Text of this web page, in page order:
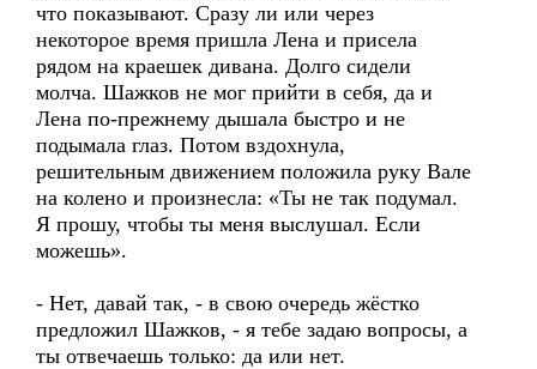
что показывают. Сразу ли или через
некоторое время пришла Лена и присела
рядом на краешек дивана. Долго сидели
молча. Шажков не мог прийти в себя, да и
Лена по-прежнему дышала быстро и не
подымала глаз. Потом вздохнула,
решительным движением положила руку Вале
на колено и произнесла: «Ты не так подумал.
Я прошу, чтобы ты меня выслушал. Если
можешь».
- Нет, давай так, - в свою очередь жёстко
предложил Шажков, - я тебе задаю вопросы, а
ты отвечаешь только: да или нет.